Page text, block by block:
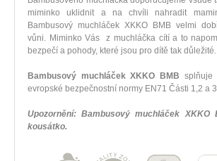
miminko uklidnit a na chvíli nahradit
Bambusový muchláček XKKO BMB velmi
vůni. Miminko Vás z muchláčka cítí a to
bezpečí a pohody, které jsou pro dítě tak důležité.
Bambusový muchláček XKKO BMB splňuje
evropské bezpečnostní normy EN71 Části 1,2 a
Upozornění: Bambusový muchláček XKKO
kousátko.